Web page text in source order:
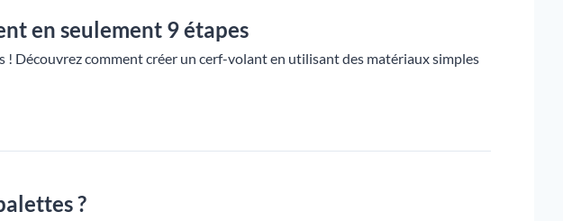
en seulement 9 étapes
Découvrez comment créer un cerf-volant en utilisant des matériaux simples
?